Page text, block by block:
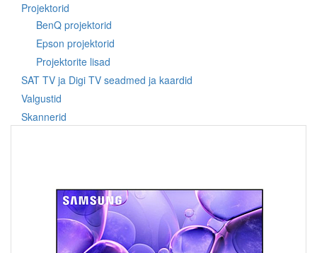
Projektorid
BenQ projektorid
Epson projektorid
Projektorite lisad
SAT TV ja Digi TV seadmed ja kaardid
Valgustid
Skannerid